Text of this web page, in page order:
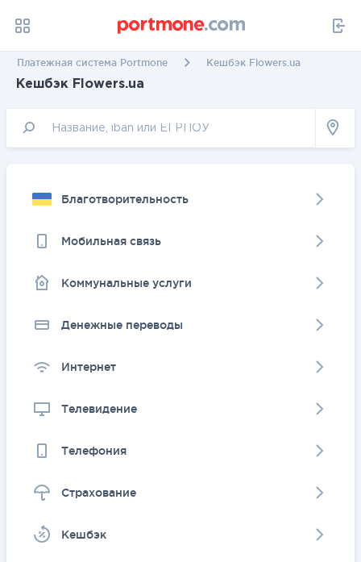
Платежная система Portmone Кешбэк Flowers.ua
Кешбэк Flowers.ua
Благотворительность
Мобильная связь
Коммунальные услуги
Денежные переводы
Интернет
Телевидение
Телефония
Страхование
Kешбэк